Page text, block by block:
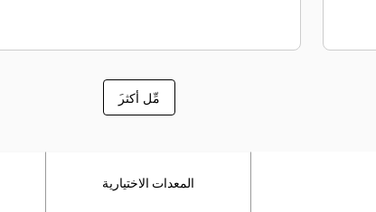
َمِّل أكثر
المعدات الاختيارية